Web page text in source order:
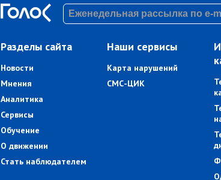
Разделы сайта
Новости
Мнения
Аналитика
Сервисы
Обучение
О движении
Стать наблюдателем
Наши сервисы
Карта нарушений
СМС-ЦИК